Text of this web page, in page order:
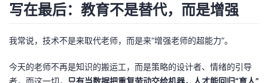
写在最后：教育不是替代，而是增强
我常说，技术不是来取代老师，而是来“增强老师的超能力”。
今天的老师不再是知识的搬运工，而是策略的设计者、情绪的引导
者，而这一切，
只有当数据把重复劳动交给机器，人才能回归“育人”